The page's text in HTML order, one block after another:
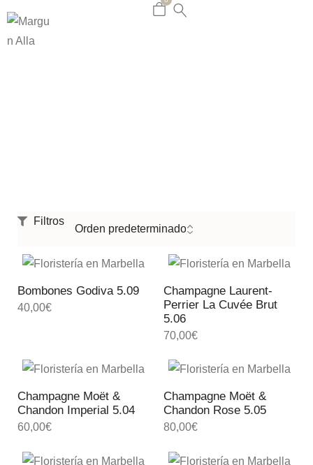
Filtros
Bombones Godiva 5.09
40,00€
Champagne Laurent-
Perrier La Cuvée Brut
5.06
70,00€
Champagne Moët &
Chandon Imperial 5.04
60,00€
Champagne Moët &
Chandon Rose 5.05
80,00€